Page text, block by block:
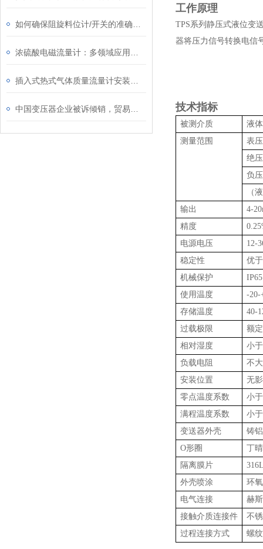
工作原理
TPS系列静压式液位变
器将压力信号转换电信
技术指标
被测介质
液
测量范围
表
绝
负
（
输出
4-
精度
电源电压
12-
稳定性
优
机械保护
IP65
使用温度
-
存储温度
40-
过载极限
额
相对湿度
小
负载电阻
不
安装位置
无
零点温度系数
小
满程温度系数
小
变送器外壳
铸
O形圈
丁
隔离膜片
外壳喷涂
环
电气连接
赫
接触介质连接件
不
过程连接方式
螺